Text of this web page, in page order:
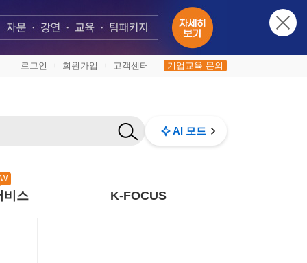
로그인 회원가입 고객센터 기업교육 문의
AI 모드
비스 K-FOCUS